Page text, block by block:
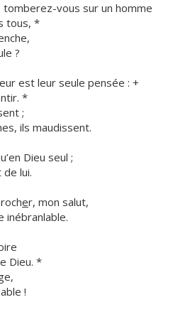
vous sur un homme
tous, *
?
est leur seule pensée : +
*
;
ils maudissent.
Dieu seul ;
lui.
er, mon salut,
inébranlable.
Dieu. *
!